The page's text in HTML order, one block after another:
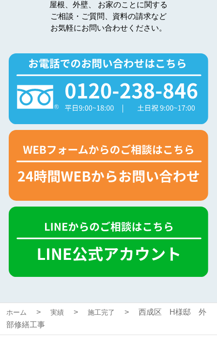
屋根、外壁、
お家のことに関する
ご相談・ご質問、資料の請求など
お気軽にお問い合わせください。
ホーム 実績 施工完了
西成区 H様邸 外
部修繕工事